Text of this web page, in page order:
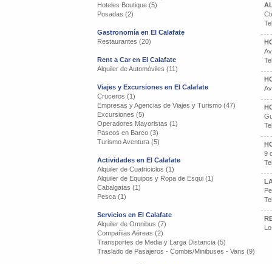
Hoteles Boutique (5)
Posadas (2)
Gastronomía en El Calafate
Restaurantes (20)
Rent a Car en El Calafate
Alquiler de Automóviles (11)
Viajes y Excursiones en El Calafate
Cruceros (1)
Empresas y Agencias de Viajes y Turismo (47)
Excursiones (5)
Operadores Mayoristas (1)
Paseos en Barco (3)
Turismo Aventura (5)
Actividades en El Calafate
Alquiler de Cuatriciclos (1)
Alquiler de Equipos y Ropa de Esqui (1)
Cabalgatas (1)
Pesca (1)
Servicios en El Calafate
Alquiler de Omnibus (7)
Compañias Aéreas (2)
Transportes de Media y Larga Distancia (5)
Traslado de Pasajeros - Combis/Minibuses - Vans (9)
9